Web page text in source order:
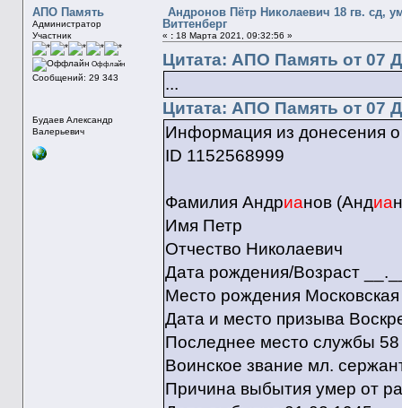
АПО Память
Администратор
Участник
Оффлайн
Сообщений: 29 343
Будаев Александр
Валерьевич
Андронов Пётр Николаевич 18 гв. сд,
Виттенберг
« :18 Марта 2021, 09:32:56 »
Цитата: АПО Память от 07
...
Цитата: АПО Память от 07
Информация из донесения о
ID 1152568999
Фамилия Андрианов (Андиа
Имя Петр
Отчество Николаевич
Дата рождения/Возраст
Место рождения
Дата и место призыва
Последнее место службы 58
Воинское звание мл.
Причина выбытия умер от